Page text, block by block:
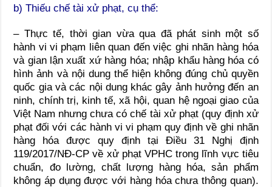
b) Thiếu chế tài xử phạt, cụ thể:
– Thực tế, thời gian vừa qua đã phát sinh một số
hành vi vi phạm liên quan đến việc ghi nhãn hàng hóa
và gian lận xuất xứ hàng hóa; nhập khẩu hàng hóa có
hình ảnh và nội dung thể hiện không đúng chủ quyền
quốc gia và các nội dung khác gây ảnh hưởng đến an
ninh, chính trị, kinh tế, xã hội, quan hệ ngoại giao của
Việt Nam nhưng chưa có chế tài xử phạt (quy định xử
phạt đối với các hành vi vi phạm quy định về ghi nhãn
hàng hóa được quy định tại Điều 31 Nghị định
119/2017/NĐ-CP về xử phạt VPHC trong lĩnh vực tiêu
chuẩn, đo lường, chất lượng hàng hóa, sản phẩm
không áp dụng được với hàng hóa chưa thông quan).